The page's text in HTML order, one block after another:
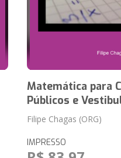
Matemática para
Públicos e
Filipe Chagas (ORG)
IMPRESSO